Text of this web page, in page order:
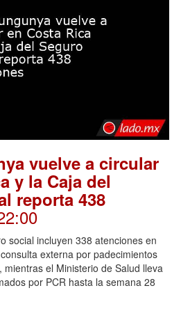
vuelve a circular
y la Caja del
reporta 438
social incluyen 338 atenciones en
externa por padecimientos
mientras el Ministerio de Salud lleva
por PCR hasta la semana 28